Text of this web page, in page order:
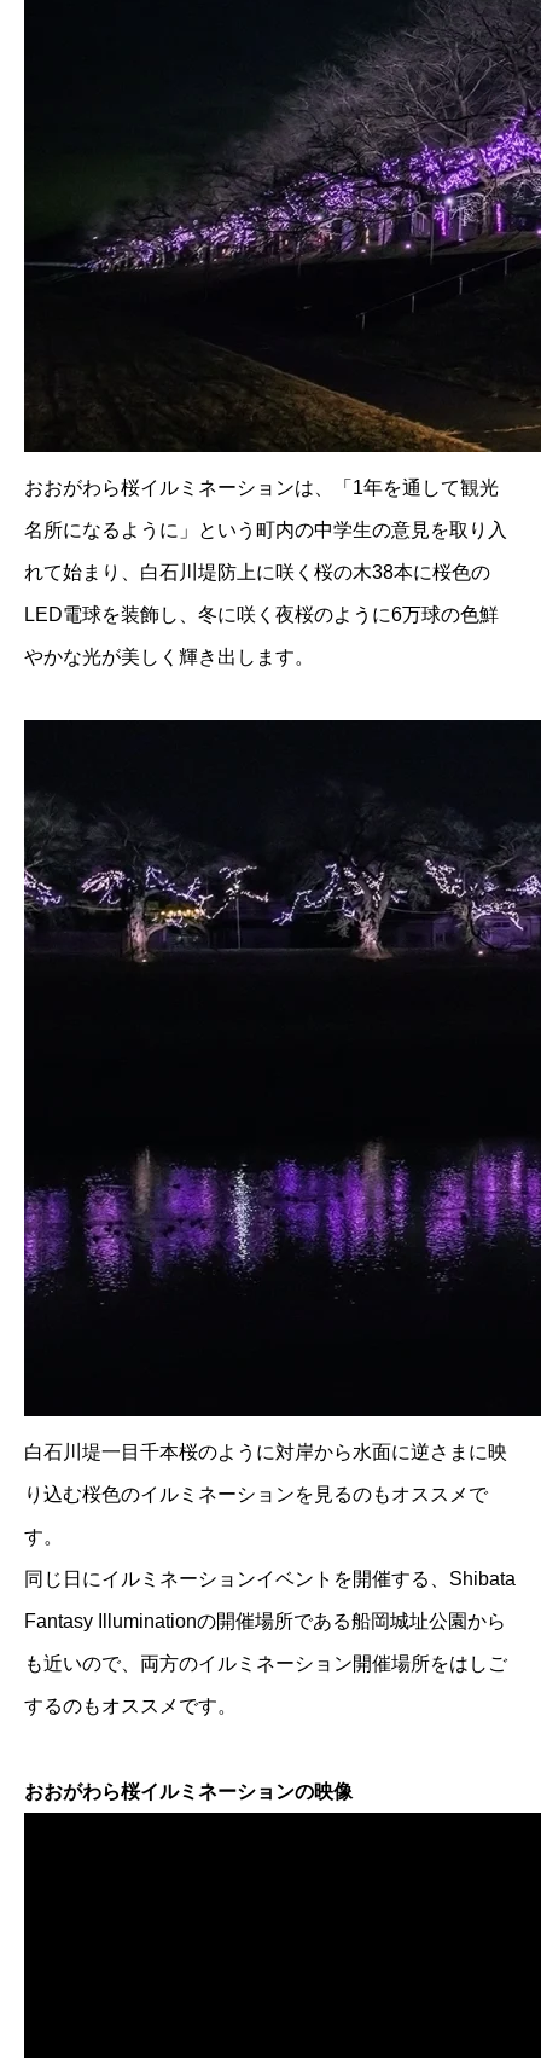
おおがわら桜イルミネーションは、「1年を通して観光
名所になるように」という町内の中学生の意見を取り入
れて始まり、白石川堤防上に咲く桜の木38本に桜色の
LED電球を装飾し、冬に咲く夜桜のように6万球の色鮮
やかな光が美しく輝き出します。
白石川堤一目千本桜のように対岸から水面に逆さまに映
り込む桜色のイルミネーションを見るのもオススメで
す。
同じ日にイルミネーションイベントを開催する、Shibata
Fantasy Illuminationの開催場所である船岡城址公園から
も近いので、両方のイルミネーション開催場所をはしご
するのもオススメです。
おおがわら桜イルミネーションの映像